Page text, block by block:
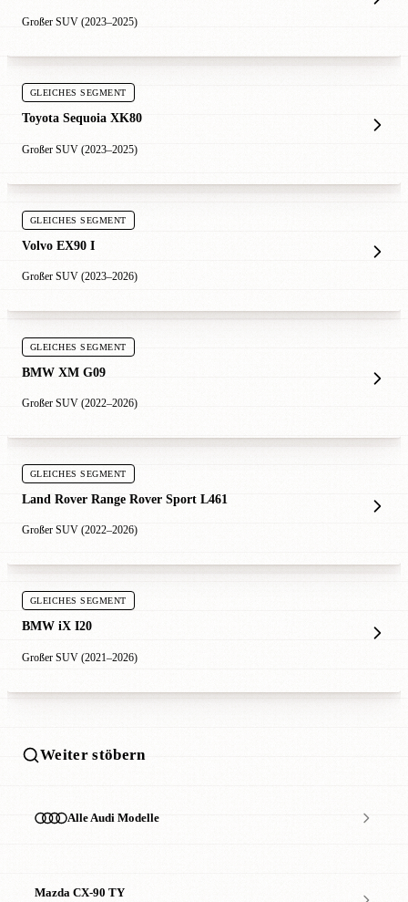
Großer SUV (2023–2025)
GLEICHES SEGMENT
Toyota Sequoia XK80
Großer SUV (2023–2025)
GLEICHES SEGMENT
Volvo EX90 I
Großer SUV (2023–2026)
GLEICHES SEGMENT
BMW XM G09
Großer SUV (2022–2026)
GLEICHES SEGMENT
Land Rover Range Rover Sport L461
Großer SUV (2022–2026)
GLEICHES SEGMENT
BMW iX I20
Großer SUV (2021–2026)
Weiter stöbern
Alle Audi Modelle
Mazda CX-90 TY